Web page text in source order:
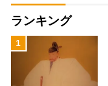
ランキング
1